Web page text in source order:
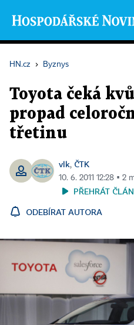
HN.cz › Byznys
Toyota čeká
propad
třetinu
vlk, ČTK
10. 6. 2011 12:28 ▪ 2
PŘEHRÁT
ODEBÍRAT AUTORA